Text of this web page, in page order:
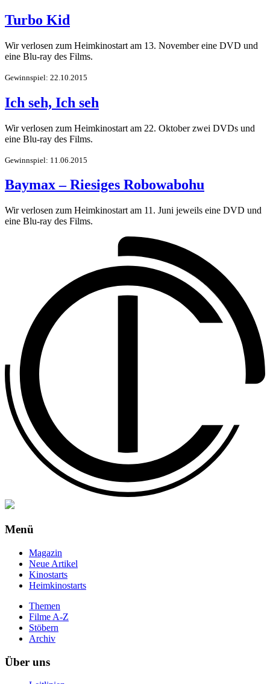
Turbo Kid
Wir verlosen zum Heimkinostart am 13. November eine DVD und
eine Blu-ray des Films.
Gewinnspiel: 22.10.2015
Ich seh, Ich seh
Wir verlosen zum Heimkinostart am 22. Oktober zwei DVDs und
eine Blu-ray des Films.
Gewinnspiel: 11.06.2015
Baymax – Riesiges Robowabohu
Wir verlosen zum Heimkinostart am 11. Juni jeweils eine DVD und
eine Blu-ray des Films.
Menü
Magazin
Neue Artikel
Kinostarts
Heimkinostarts
Themen
Filme A-Z
Stöbern
Archiv
Über uns